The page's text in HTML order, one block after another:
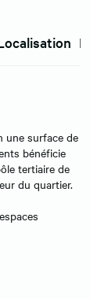
une surface de
bénéficie
tertiaire de
du quartier.